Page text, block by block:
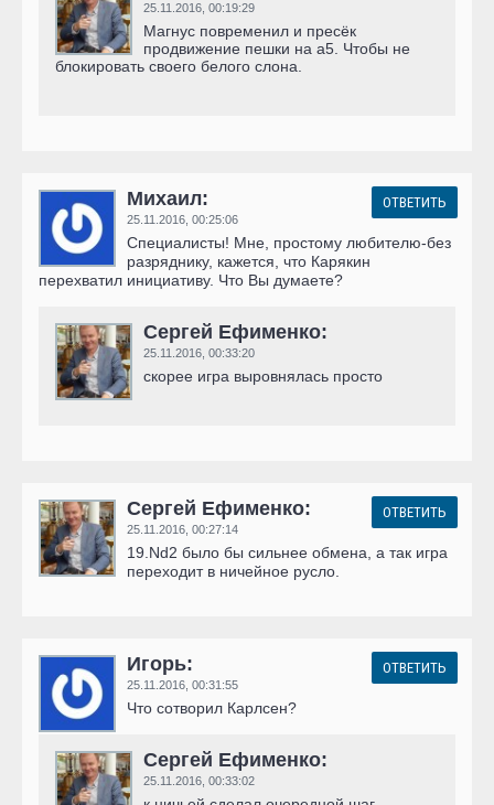
25.11.2016, 00:19:29
Магнус повременил и пресёк
продвижение пешки на а5. Чтобы не
блокировать своего белого слона.
Михаил:
25.11.2016, 00:25:06
ОТВЕТИТЬ
Специалисты! Мне, простому любителю-без
разряднику, кажется, что Карякин
перехватил инициативу. Что Вы думаете?
Сергей Ефименко:
25.11.2016, 00:33:20
скорее игра выровнялась просто
Сергей Ефименко:
25.11.2016, 00:27:14
ОТВЕТИТЬ
19.Nd2 было бы сильнее обмена, а так игра
переходит в ничейное русло.
Игорь:
25.11.2016, 00:31:55
ОТВЕТИТЬ
Что сотворил Карлсен?
Сергей Ефименко:
25.11.2016, 00:33:02